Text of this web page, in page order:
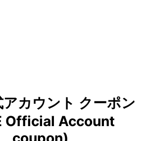
アカウント クーポン
Official Account